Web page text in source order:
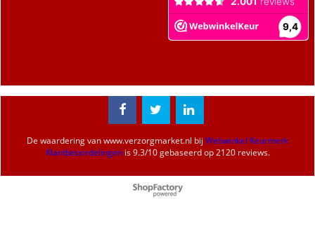
De waardering vanwww.verzorgmarket.nl bij Webwinkel Keurmerk
Klantbeoordelingenis9.3/10gebaseerd op 2120 reviews.
Webwinkel gemaakt met
ShopFactory webwinkel